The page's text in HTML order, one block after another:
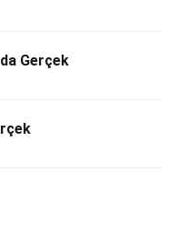
Gerçek